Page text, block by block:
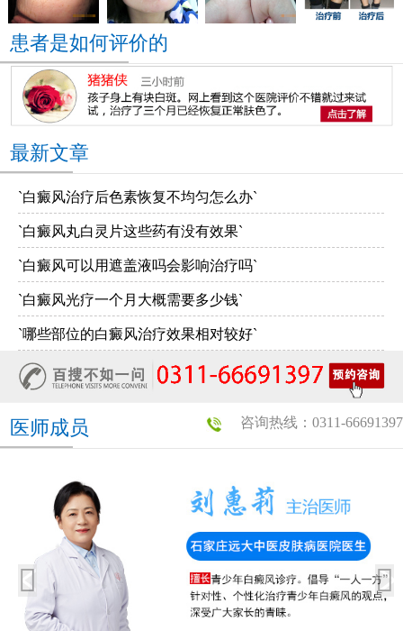
患者是如何评价的
最新文章
`白癜风治疗后色素恢复不均匀怎么办`
`白癜风丸白灵片这些药有没有效果`
`白癜风可以用遮盖液吗会影响治疗吗`
`白癜风光疗一个月大概需要多少钱`
`哪些部位的白癜风治疗效果相对较好`
咨询热线：0311-66691397
医师成员